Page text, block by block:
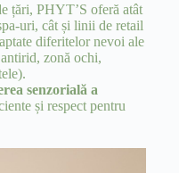
țări, PHYT’S oferă atât
uri, cât și linii de retail
diferitelor nevoi ale
zonă ochi,
senzorială a
și respect pentru